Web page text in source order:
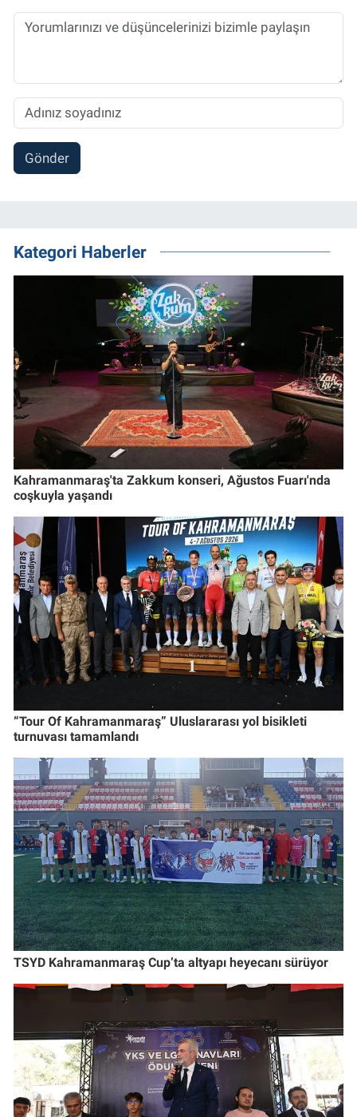
Gönder
Kategori Haberler
Kahramanmaraş'ta Zakkum konseri, Ağustos Fuarı'nda
coşkuyla yaşandı
“Tour Of Kahramanmaraş” Uluslararası yol bisikleti
turnuvası tamamlandı
TSYD Kahramanmaraş Cup’ta altyapı heyecanı sürüyor